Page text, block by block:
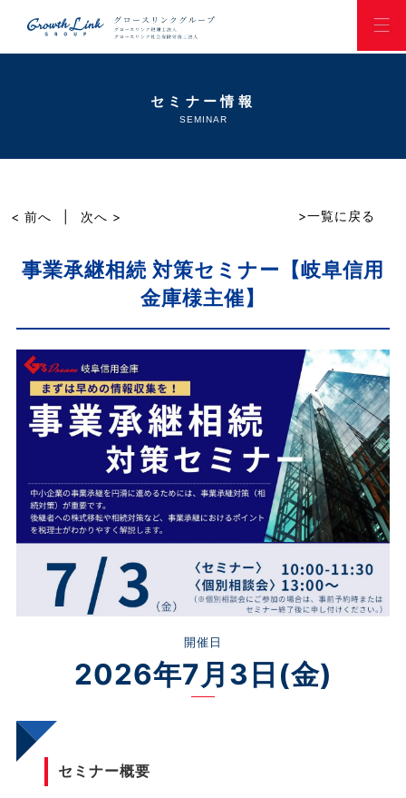
セミナー情報
SEMINAR
>一覧に戻る
< 前へ 次へ >
事業承継相続 対策セミナー【岐阜信用
金庫様主催】
開催日
2026年7月3日(金)
セミナー概要